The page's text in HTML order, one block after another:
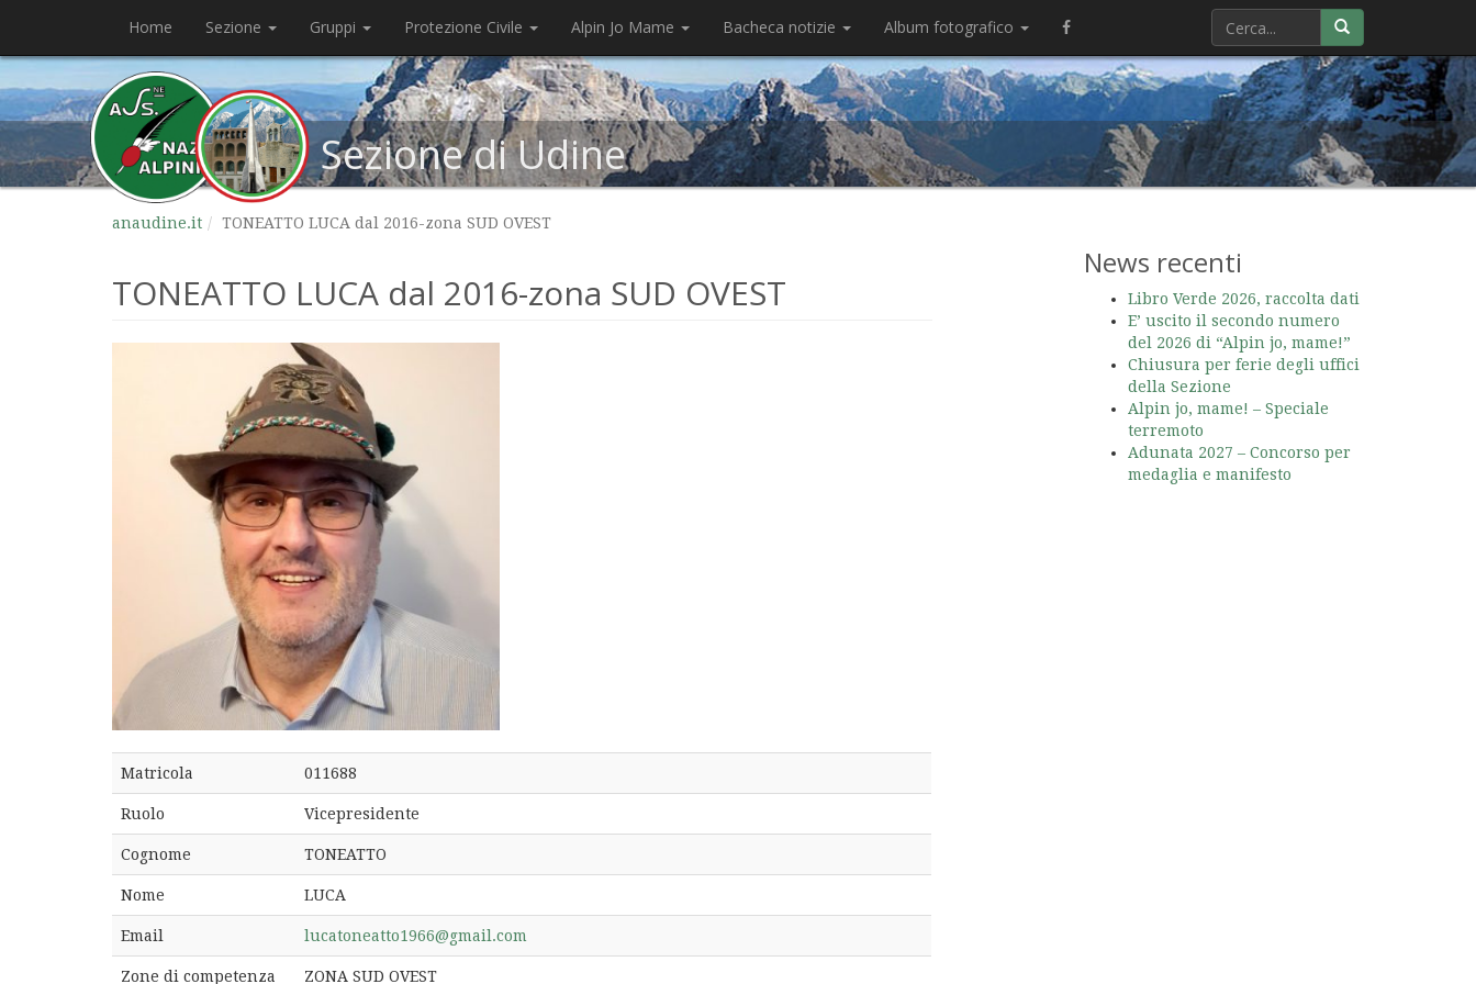
Home Sezione Gruppi Protezione Civile Alpin Jo Mame Bacheca notizie Album fotografico
Sezione di Udine
anaudine.it TONEATTO LUCA dal 2016-zona SUD OVEST
TONEATTO LUCA dal 2016-zona SUD OVEST
Matricola 011688
Ruolo Vicepresidente
Cognome TONEATTO
Nome LUCA
Email lucatoneatto1966@gmail.com
Zone di competenza ZONA SUD OVEST
News recenti
Libro Verde 2026, raccolta dati
E’ uscito il secondo numero
del 2026 di “Alpin jo, mame!”
Chiusura per ferie degli uffici
della Sezione
Alpin jo, mame! – Speciale
terremoto
Adunata 2027 – Concorso per
medaglia e manifesto